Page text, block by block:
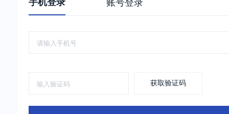
获取验证码